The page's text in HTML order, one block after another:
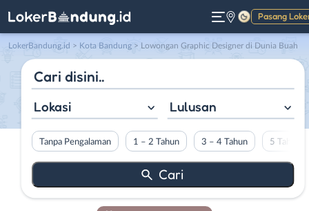
Pasang
Gelap
LokerBandung.id > Kota Bandung > Lowongan Graphic Designer di Dunia Buah
Lokasi Lulusan
Tanpa Pengalaman 1 – 2 Tahun 3 – 4 Tahun 5 Tahun